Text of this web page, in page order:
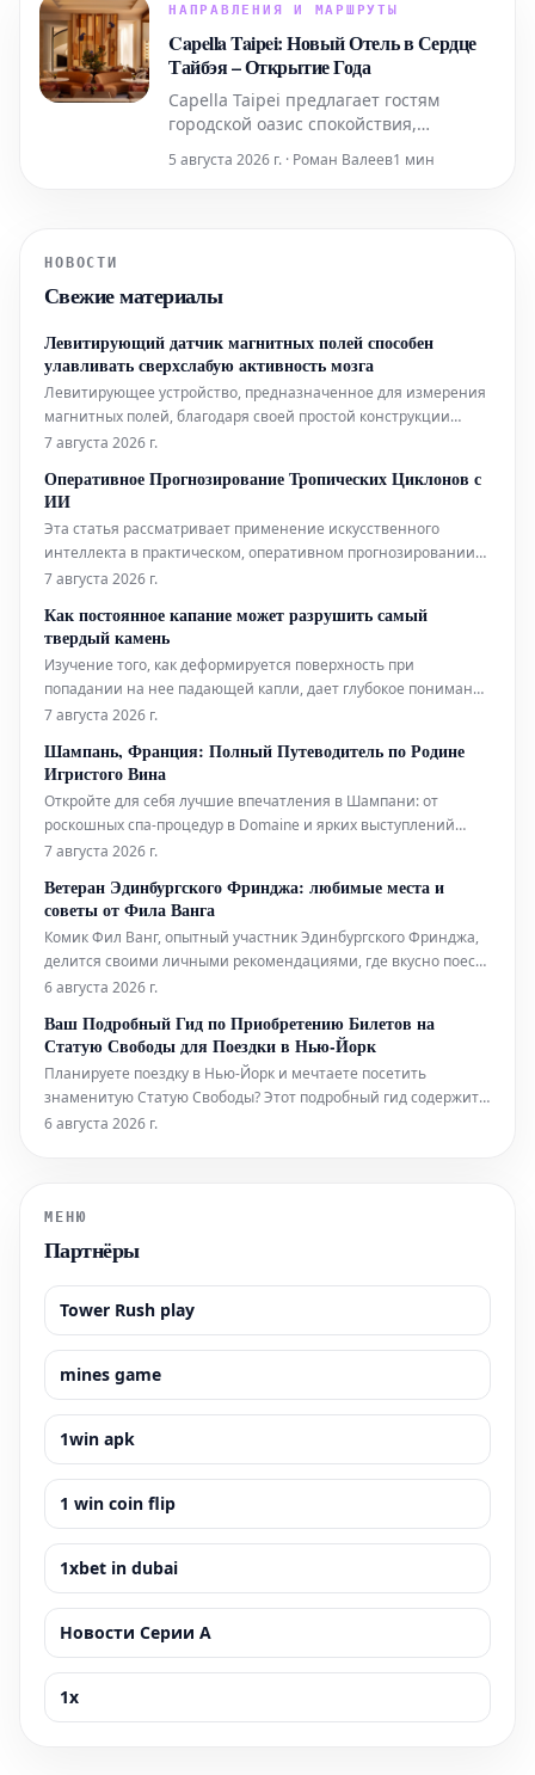
для учителей и военнослужащих.
НАПРАВЛЕНИЯ И МАРШРУТЫ
Capella Taipei: Новый Отель в Сердце
Тайбэя – Открытие Года
Capella Taipei предлагает гостям
городской оазис спокойствия,
насыщенную жизнь города. Это место,
5 августа 2026 г. · Роман Валеев1 мин
НОВОСТИ
Свежие материалы
Левитирующий датчик магнитных полей способен
улавливать сверхслабую активность мозга
Левитирующее устройство, предназначенное для измерения
магнитных полей, благодаря своей простой конструкции
может составить конкуренцию гораздо более сложным
Помимо этого, новый датчик открывает интригующие
перспективы для применения в таких
7 августа 2026 г.
Оперативное Прогнозирование Тропических Циклонов с
ИИ
Эта статья рассматривает применение искусственного
интеллекта в практическом, оперативном прогнозировании
тропических циклонов. Технологии ИИ используются для
суровых погодных явлений.
7 августа 2026 г.
Как постоянное капание может разрушить самый
твердый камень
Изучение того, как деформируется поверхность при
попадании на нее падающей капли, дает глубокое понимание
эрозионной мощи воды.
7 августа 2026 г.
Шампань, Франция: Полный Путеводитель по Родине
Игристого Вина
Откройте для себя лучшие впечатления в Шампани: от
роскошных спа-процедур в Domaine и ярких выступлений
живого хип-хопа до уникальных дегустаций на речных судах.
остановиться в этом легендарном регионе.
7 августа 2026 г.
Ветеран Эдинбургского Фринджа: любимые места и
советы от Фила Ванга
Комик Фил Ванг, опытный участник Эдинбургского Фринджа,
делится своими личными рекомендациями, где вкусно поесть
и выпить во время фестиваля в этом году. Он также указывает
забронировать.
6 августа 2026 г.
Ваш Подробный Гид по Приобретению Билетов на
Статую Свободы для Поездки в Нью-Йорк
Планируете поездку в Нью-Йорк и мечтаете посетить
знаменитую Статую Свободы? Этот подробный гид содержит
всю необходимую информацию, которая поможет вам легко
6 августа 2026 г.
МЕНЮ
Партнёры
Tower Rush play
mines game
1win apk
1 win coin flip
1xbet in dubai
Новости Серии А
1x